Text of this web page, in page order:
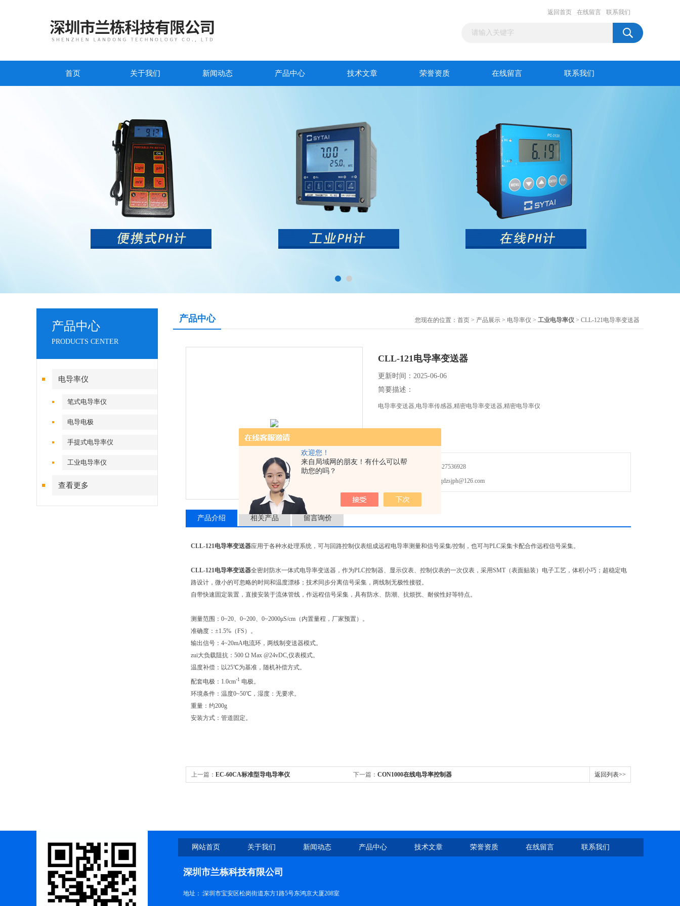
欢迎您！
来自局域网的朋友！有什么可以帮
助您的吗？
返回首页 在线留言 联系我们
首页 关于我们 新闻动态 产品中心 技术文章 荣誉资质 在线留言 联系我们
产品中心
PRODUCTS CENTER
电导率仪
笔式电导率仪
电导电极
手提式电导率仪
工业电导率仪
查看更多
产品中心 您现在的位置： 首页 > 产品展示 > 电导率仪 > 工业电导率仪 > CLL-121电导率变送器
CLL-121电导率变送器
更新时间：2025-06-06
简要描述：
电导率变送器,电导率传感器,精密电导率变送器,精密电导率仪
免费咨询：0755-27536928
发邮件给我们：gdzsjph@126.com
产品介绍 相关产品 留言询价
CLL-121电导率变送器应用于各种水处理系统，可与回路控制仪表组成远程电导率测量和信号采集/控制，也可与PLC采集卡配合作远程信号采集。
CLL-121电导率变送器全密封防水一体式电导率变送器，作为PLC控制器、显示仪表、控制仪表的一次仪表，采用SMT（表面贴装）电子工艺，体积小巧；超稳定电
路设计，微小的可忽略的时间和温度漂移；技术同步分离信号采集，两线制无极性接驳。
自带快速固定装置，直接安装于流体管线，作远程信号采集，具有防水、防潮、抗烦扰、耐侯性好等特点。
测量范围：0~20、0~200、0~2000μS/cm（内置量程，厂家预置）。
准确度：±1.5%（FS）。
输出信号：4~20mA电流环，两线制变送器模式。
zui大负载阻抗：500 Ω Max @24vDC,仪表模式。
温度补偿：以25℃为基准，随机补偿方式。
配套电极：1.0cm-1 电极。
环境条件：温度0~50℃，湿度：无要求。
重量：约200g
安装方式：管道固定。
上一篇： EC-60CA标准型导电导率仪 下一篇： CON1000在线电导率控制器 返回列表>>
网站首页 关于我们 新闻动态 产品中心 技术文章 荣誉资质 在线留言 联系我们
深圳市兰栋科技有限公司
地址：:深圳市宝安区松岗街道东方1路5号东鸿京大厦208室